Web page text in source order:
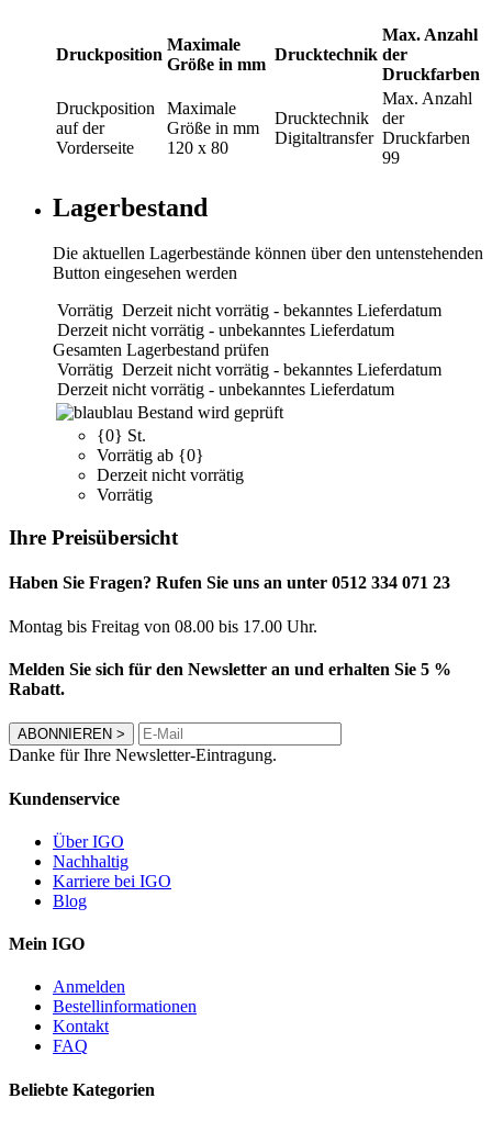
Druckposition
Maximale
Größe in mm
Drucktechnik
Max. Anzahl
der
Druckfarben
Druckposition
auf der
Vorderseite
Maximale
Größe in mm
120 x 80
Drucktechnik
Digitaltransfer
Max. Anzahl
der
Druckfarben
99
Lagerbestand
Die aktuellen Lagerbestände können über den untenstehenden
Button eingesehen werden
Vorrätig Derzeit nicht vorrätig - bekanntes Lieferdatum
Derzeit nicht vorrätig - unbekanntes Lieferdatum
Gesamten Lagerbestand prüfen
Vorrätig Derzeit nicht vorrätig - bekanntes Lieferdatum
Derzeit nicht vorrätig - unbekanntes Lieferdatum
blau Bestand wird geprüft
{0} St.
Vorrätig ab {0}
Derzeit nicht vorrätig
Vorrätig
Ihre Preisübersicht
Haben Sie Fragen? Rufen Sie uns an unter 0512 334 071 23
Montag bis Freitag von 08.00 bis 17.00 Uhr.
Melden Sie sich für den Newsletter an und erhalten Sie 5 %
Rabatt.
ABONNIEREN >
Danke für Ihre Newsletter-Eintragung.
Kundenservice
Über IGO
Nachhaltig
Karriere bei IGO
Blog
Mein IGO
Anmelden
Bestellinformationen
Kontakt
FAQ
Beliebte Kategorien